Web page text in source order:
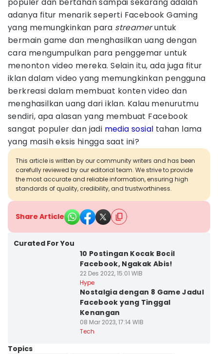
adanya fitur menarik seperti Facebook Gaming
yang memungkinkan para streameruntuk
bermain game dan menghasilkan uang dengan
cara mengumpulkan para penggemar untuk
menonton video mereka. Selain itu, ada juga fitur
iklan dalam video yang memungkinkan pengguna
berkreasi dalam membuat konten video dan
menghasilkan uang dari iklan. Kalau menurutmu
sendiri, apa alasan yang membuat Facebook
sangat populer dan jadi media sosial tahan lama
yang masih eksis hingga saat ini?
This article is written by our community writers and has been
carefully reviewed by our editorial team. We strive to provide
the most accurate and reliable information, ensuring high
standards of quality, credibility, and trustworthiness.
Share Article
Curated For You
10 Postingan Kocak Bocil
Facebook, Ngakak Abis!
22 Des 2022, 15:01 WIB
Hype
Nostalgia dengan 8 Game Jadul
Facebook yang Tinggal
Kenangan
08 Mar 2023, 17:14 WIB
Tech
Topics